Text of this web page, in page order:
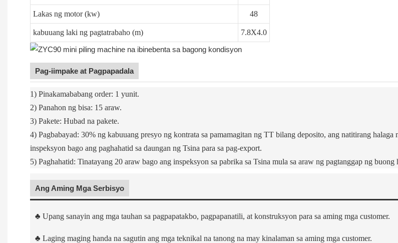
Lakas ng motor (kw) 48
kabuuang laki ng pagtatrabaho (m) 7.8X4.0
Pag-iimpake at Pagpapadala
1) Pinakamababang order: 1 yunit.
2) Panahon ng bisa: 15 araw.
3) Pakete: Hubad na pakete.
4) Pagbabayad: 30% ng kabuuang presyo ng kontrata sa pamamagitan ng TT bilang deposito, ang natitirang
inspeksyon bago ang paghahatid sa daungan ng Tsina para sa pag-export.
5) Paghahatid: Tinatayang 20 araw bago ang inspeksyon sa pabrika sa Tsina mula sa araw ng pagtanggap ng buong
Ang Aming Mga Serbisyo
♣ Upang sanayin ang mga tauhan sa pagpapatakbo, pagpapanatili, at konstruksyon para sa aming mga customer.
♣ Laging maging handa na sagutin ang mga teknikal na tanong na may kinalaman sa aming mga customer.